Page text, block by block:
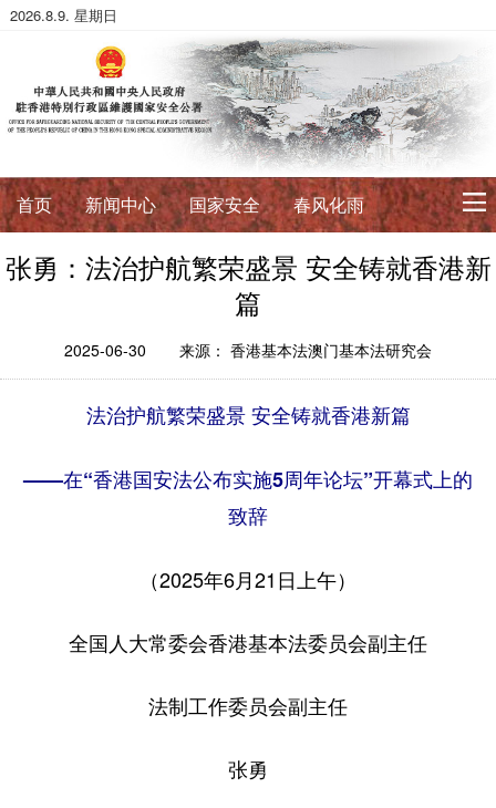
2026.8.9. 星期日
首页 新闻中心 国家安全 春风化雨
初心使命
法治典范
护航伟业 法政论丛 法治进行时
法律数据库
山河锦绣 国泰民安
张勇：法治护航繁荣盛景 安全铸就香港新
篇
2025-06-30 来源： 香港基本法澳门基本法研究会
法治护航繁荣盛景 安全铸就香港新篇
——在“香港国安法公布实施5周年论坛”开幕式上的
致辞
（2025年6月21日上午）
全国人大常委会香港基本法委员会副主任
法制工作委员会副主任
张勇